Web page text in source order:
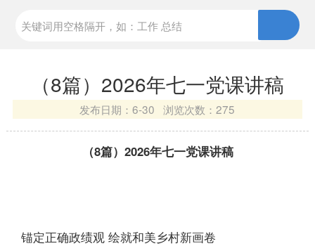
（8篇）2026年七一党课讲稿
发布日期：6-30 浏览次数：275
（8篇）2026年七一党课讲稿
锚定正确政绩观 绘就和美乡村新画卷